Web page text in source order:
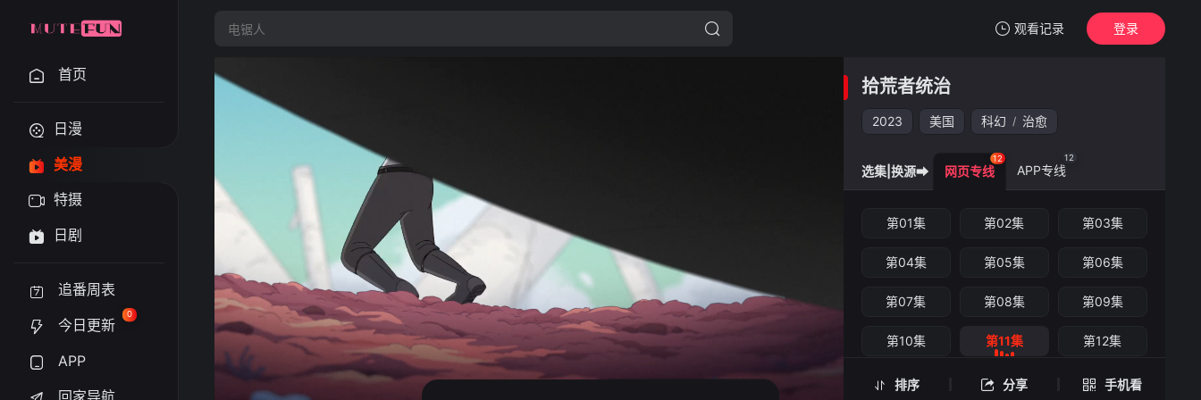
观看记录
我的观影记录
第11集
拾荒者统治
登录
首页
日漫
美漫
特摄
日剧
追番周表
今日更新
0
APP
回家导航
拾荒者统治
2023 美国 科幻 / 治愈
排序 分享 手机看
拾荒者统治 -第11集
选集|换源➡ 网页专线
12
APP专线
12
第01集 第02集 第03集
第04集 第05集 第06集
第07集 第08集 第09集
第10集 第11集 第12集